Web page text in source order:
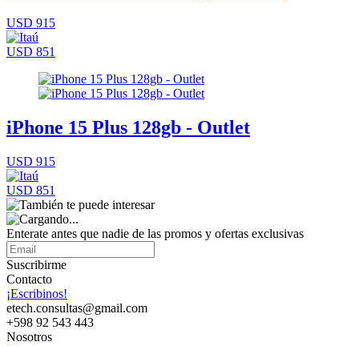
USD 915
USD 851
iPhone 15 Plus 128gb - Outlet
USD 915
USD 851
Enterate antes que nadie de las promos y ofertas exclusivas
Suscribirme
Contacto
¡Escribinos!
etech.consultas@gmail.com
+598 92 543 443
Nosotros